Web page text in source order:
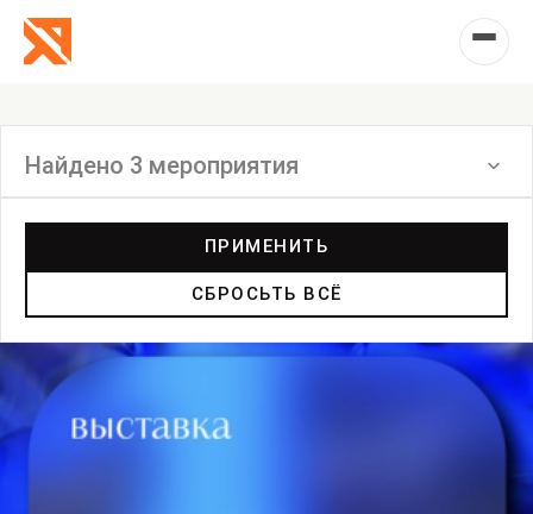
Найдено 3 мероприятия
Инсталляция
Лекция
Фестиваль
Анонс
Мастерские
Дискуссия
ПРИМЕНИТЬ
СБРОСЬТЬ ВСЁ